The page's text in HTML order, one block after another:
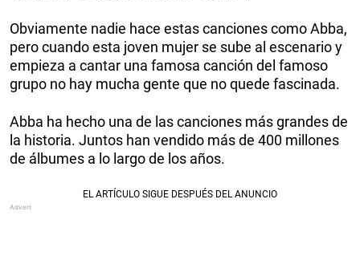
Obviamente nadie hace estas canciones como Abba,
pero cuando esta joven mujer se sube al escenario y
empieza a cantar una famosa canción del famoso
grupo no hay mucha gente que no quede fascinada.
Abba ha hecho una de las canciones más grandes de
la historia. Juntos han vendido más de 400 millones
de álbumes a lo largo de los años.